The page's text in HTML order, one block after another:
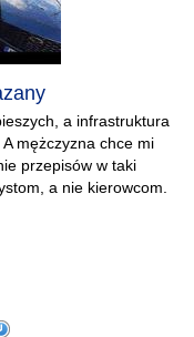
a infrastruktura
mężczyzna chce mi
przepisów w taki
a nie kierowcom.